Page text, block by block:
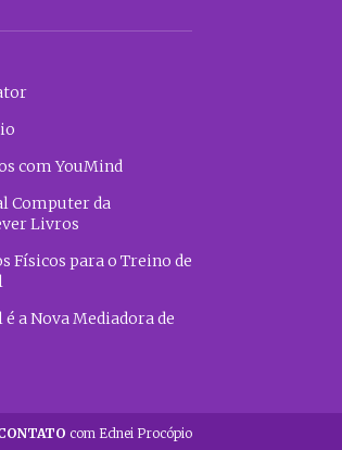
com YouMind
Computer da
Livros
Físicos para o Treino de
a Nova Mediadora de
com Ednei Procópio